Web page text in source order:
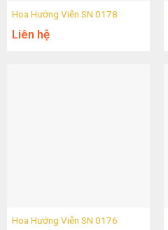
Hoa Hướng Viễn SN 0178
Liên hệ
Hoa Hướng Viễn SN 0176